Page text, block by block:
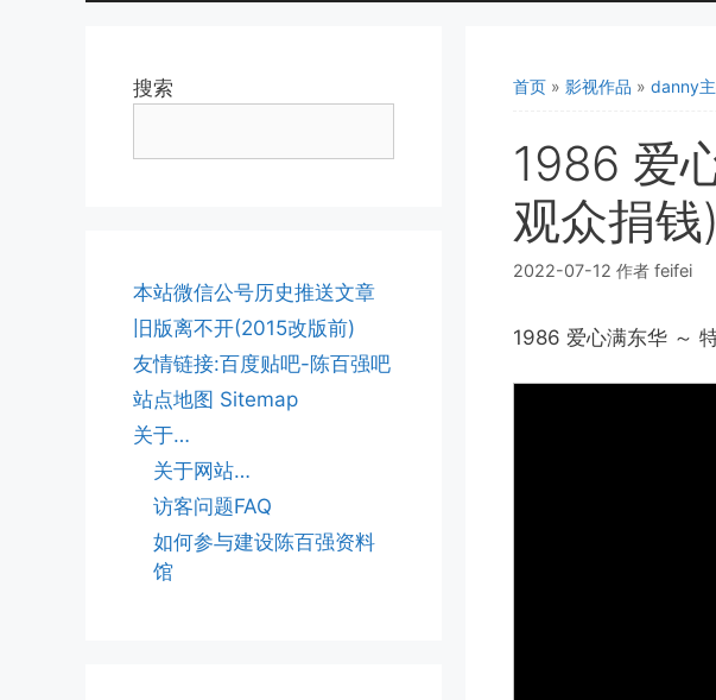
首页 » 影视作品 » danny
1986 爱
观众捐钱)
2022-07-12 作者 feifei
1986 爱心满东华 ～
搜索
本站微信公号历史推送文章
旧版离不开(2015改版前)
友情链接:百度贴吧-陈百强吧
站点地图 Sitemap
关于…
关于网站…
访客问题FAQ
如何参与建设陈百强资料
馆